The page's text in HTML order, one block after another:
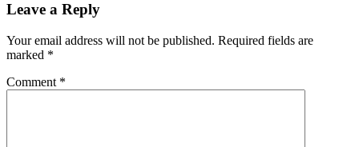
Leave a Reply
Your email address will not be published. Required fields are
marked *
Comment *